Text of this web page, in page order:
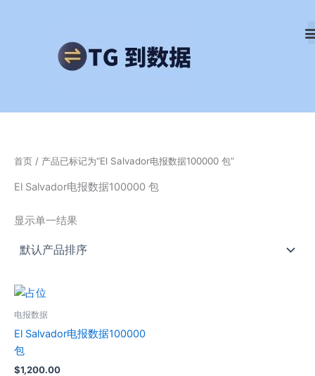
首页 / 产品已标记为“El Salvador电报数据100000 包”
El Salvador电报数据100000 包
显示单一结果
电报数据
El Salvador电报数据100000
包
$1,200.00